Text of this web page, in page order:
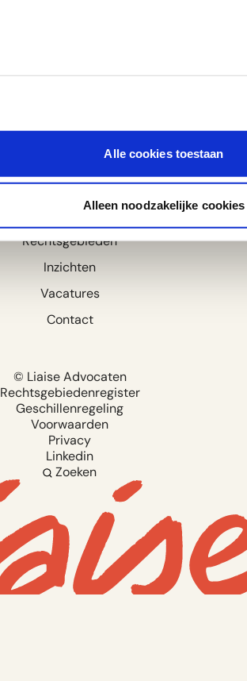
Alle cookies toestaan
Alleen noodzakelijke cookies
1075 HM Amsterdam
Cliënten aan het woord
Onze advocaten
Rechtsgebieden
Inzichten
Vacatures
Contact
© Liaise Advocaten
Rechtsgebiedenregister
Geschillenregeling
Voorwaarden
Privacy
Linkedin
Zoeken